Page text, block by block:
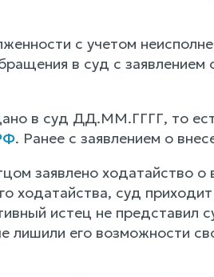
с учетом
в суд с
в суд ДД.ММ.ГГГГ, то
. Ранее с заявлением о
заявлено ходатайство
ходатайства, суд
истец не представил
лишили его возможности